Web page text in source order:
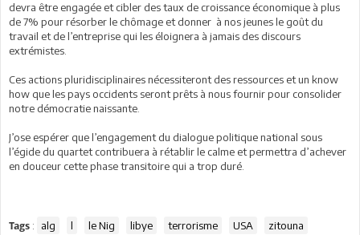
devra être engagée et cibler des taux de croissance économique à plus
de 7% pour résorber le chômage et donner à nos jeunes le goût du
travail et de l’entreprise qui les éloignera à jamais des discours
extrémistes.
Ces actions pluridisciplinaires nécessiteront des ressources et un know
how que les pays occidents seront prêts à nous fournir pour consolider
notre démocratie naissante.
J’ose espérer que l’engagement du dialogue politique national sous
l’égide du quartet contribuera à rétablir le calme et permettra d’achever
en douceur cette phase transitoire qui a trop duré.
Tags : alg l le Nig libye terrorisme USA zitouna